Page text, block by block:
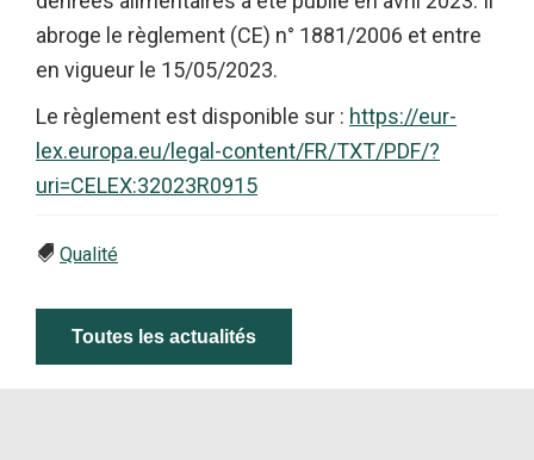
abroge le règlement (CE) n° 1881/2006 et entre
en vigueur le 15/05/2023.
Le règlement est disponible sur : https://eur-
lex.europa.eu/legal-content/FR/TXT/PDF/?
uri=CELEX:32023R0915
Qualité
Toutes les actualités